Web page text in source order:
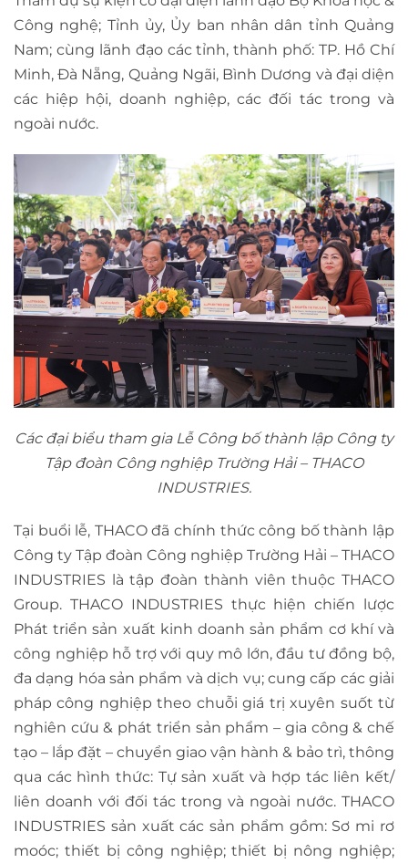
Công nghệ; Tỉnh ủy, Ủy ban nhân dân tỉnh Quảng
Nam; cùng lãnh đạo các tỉnh, thành phố: TP. Hồ Chí
Minh, Đà Nẵng, Quảng Ngãi, Bình Dương và đại diện
các hiệp hội, doanh nghiệp, các đối tác trong và
ngoài nước.
Các đại biểu tham gia Lễ Công bố thành lập Công ty
Tập đoàn Công nghiệp Trường Hải – THACO
INDUSTRIES.
Tại buổi lễ, THACO đã chính thức công bố thành lập
Công ty Tập đoàn Công nghiệp Trường Hải – THACO
INDUSTRIES là tập đoàn thành viên thuộc THACO
Group. THACO INDUSTRIES thực hiện chiến lược
Phát triển sản xuất kinh doanh sản phẩm cơ khí và
công nghiệp hỗ trợ với quy mô lớn, đầu tư đồng bộ,
đa dạng hóa sản phẩm và dịch vụ; cung cấp các giải
pháp công nghiệp theo chuỗi giá trị xuyên suốt từ
nghiên cứu & phát triển sản phẩm – gia công & chế
tạo – lắp đặt – chuyển giao vận hành & bảo trì, thông
qua các hình thức: Tự sản xuất và hợp tác liên kết/
liên doanh với đối tác trong và ngoài nước. THACO
INDUSTRIES sản xuất các sản phẩm gồm: Sơ mi rơ
moóc; thiết bị công nghiệp; thiết bị nông nghiệp;